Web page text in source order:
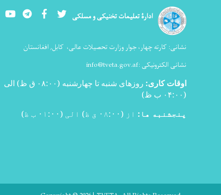
ادارۀ تعلیمات تخنیکی و مسلکی YoutubeLinkedInFacebook Twitter
نشانی: کارته چهار، جوار وزارت تحصیلات عالی، کابل, افغانستان
نشانی الکترونیکی :info@tveta.gov.af
اوقات کاری:
روزهای شنبه تا چهارشنبه (۰۸:۰۰ ق ظ) الی
(۰۴:۰۰ ب ظ
)
پنجشنبه ها: از (۰۸:۰۰ ق ظ) الی (۰۱:۰۰ ب ظ)